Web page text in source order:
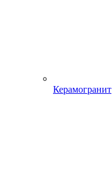
Керамогранит